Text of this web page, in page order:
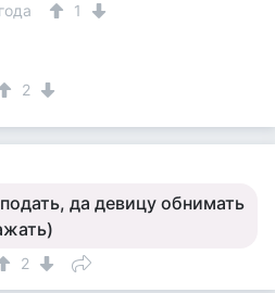
1
2
да девицу обнимать
2